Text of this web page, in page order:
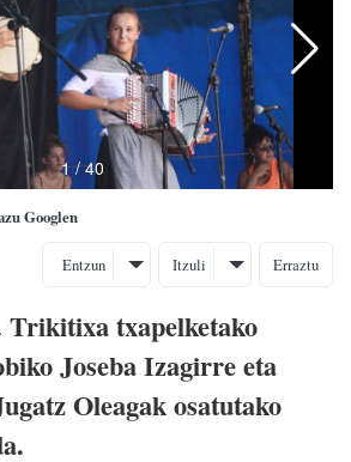
Googlen
Entzun Itzuli Erraztu
txapelketako
Joseba Izagirre eta
Oleagak osatutako